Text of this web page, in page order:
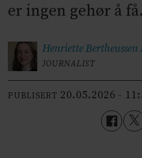
er ingen gehør å få.
Henriette Bertheussen
JOURNALIST
PUBLISERT 20.05.2026 -